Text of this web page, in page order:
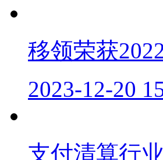
移领荣获
2023-12-20
支付清算行